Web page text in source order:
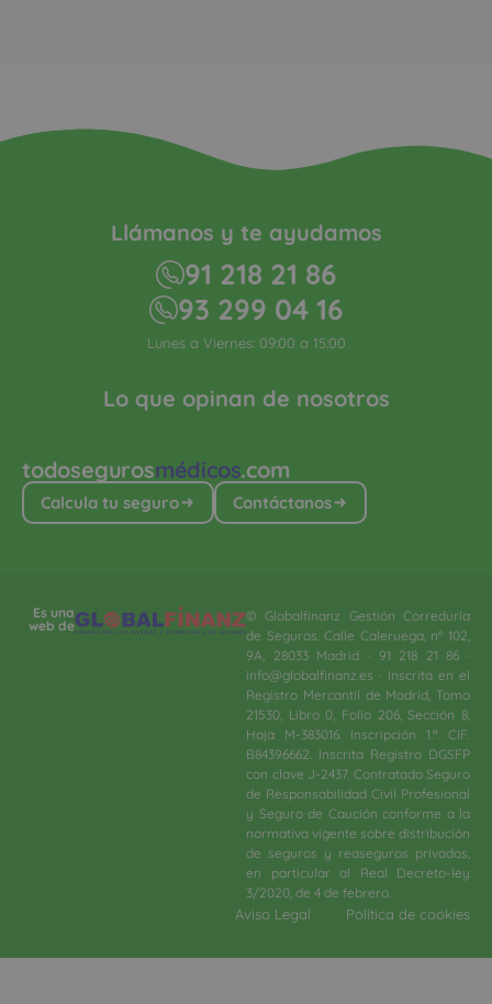
todosegurosmédicos.com
Calcula tu seguro Contáctanos
Lo que opinan de nosotros
Llámanos y te ayudamos
91 218 21 86
93 299 04 16
Lunes a Viernes: 09:00 a 15:00
Es una
web de
© Globalfinanz Gestión Correduría
de Seguros. Calle Caleruega, nº 102,
9A, 28033 Madrid · 91 218 21 86 ·
info@globalfinanz.es · Inscrita en el
Registro Mercantil de Madrid, Tomo
21530, Libro 0, Folio 206, Sección 8,
Hoja M-383016. Inscripción 1.ª. CIF.
B84396662. Inscrita Registro DGSFP
con clave J-2437. Contratado Seguro
de Responsabilidad Civil Profesional
y Seguro de Caución conforme a la
normativa vigente sobre distribución
de seguros y reaseguros privados,
en particular al Real Decreto-ley
3/2020, de 4 de febrero.​
Aviso Legal Política de cookies